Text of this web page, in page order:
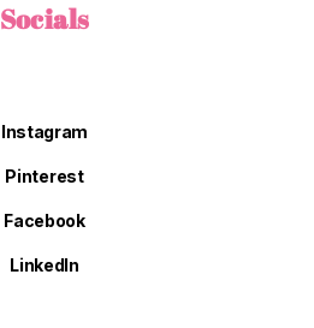
Socials
Instagram
Pinterest
Facebook
LinkedIn